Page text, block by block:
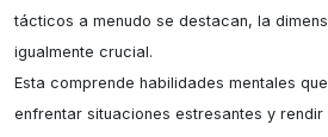
tácticos a menudo se destacan, la
igualmente crucial.
Esta comprende habilidades mentales
enfrentar situaciones estresantes y rendir